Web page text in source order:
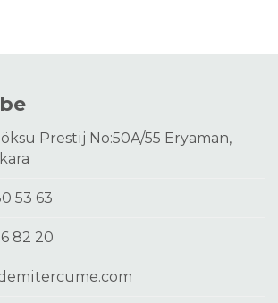
Prestij No:50A/55 Eryaman,
53 63
82 20